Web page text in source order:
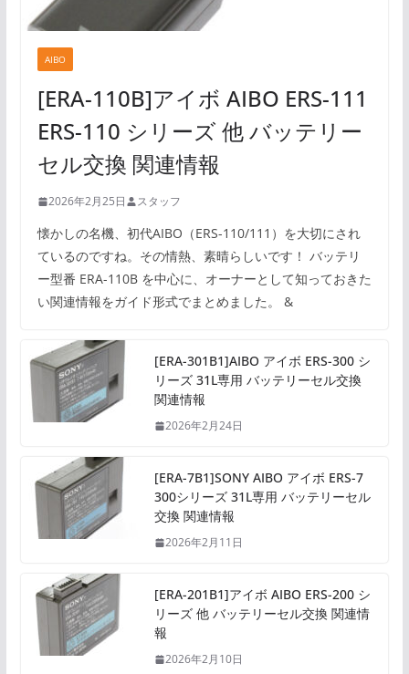
AIBO
[ERA-110B]アイボ AIBO ERS-111
ERS-110 シリーズ 他 バッテリー
セル交換 関連情報
2026年2月25日 スタッフ
懐かしの名機、初代AIBO（ERS-110/111）を大切にされ
ているのですね。その情熱、素晴らしいです！ バッテリ
ー型番 ERA-110B を中心に、オーナーとして知っておきた
い関連情報をガイド形式でまとめました。 &
[ERA-301B1]AIBO アイボ ERS-300 シ
リーズ 31L専用 バッテリーセル交換
関連情報
2026年2月24日
[ERA-7B1]SONY AIBO アイボ ERS-7
300シリーズ 31L専用 バッテリーセル
交換 関連情報
2026年2月11日
[ERA-201B1]アイボ AIBO ERS-200 シ
リーズ 他 バッテリーセル交換 関連情
報
2026年2月10日